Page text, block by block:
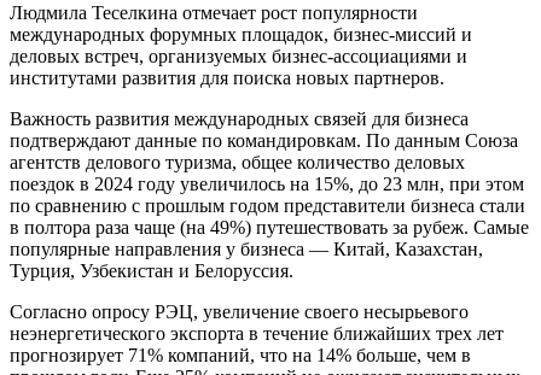
Людмила Теселкина отмечает рост популярности
международных форумных площадок, бизнес-миссий и
деловых встреч, организуемых бизнес-ассоциациями и
институтами развития для поиска новых партнеров.
Важность развития международных связей для бизнеса
подтверждают данные по командировкам. По данным Союза
агентств делового туризма, общее количество деловых
поездок в 2024 году увеличилось на 15%, до 23 млн, при этом
по сравнению с прошлым годом представители бизнеса стали
в полтора раза чаще (на 49%) путешествовать за рубеж. Самые
популярные направления у бизнеса — Китай, Казахстан,
Турция, Узбекистан и Белоруссия.
Согласно опросу РЭЦ, увеличение своего несырьевого
неэнергетического экспорта в течение ближайших трех лет
прогнозирует 71% компаний, что на 14% больше, чем в